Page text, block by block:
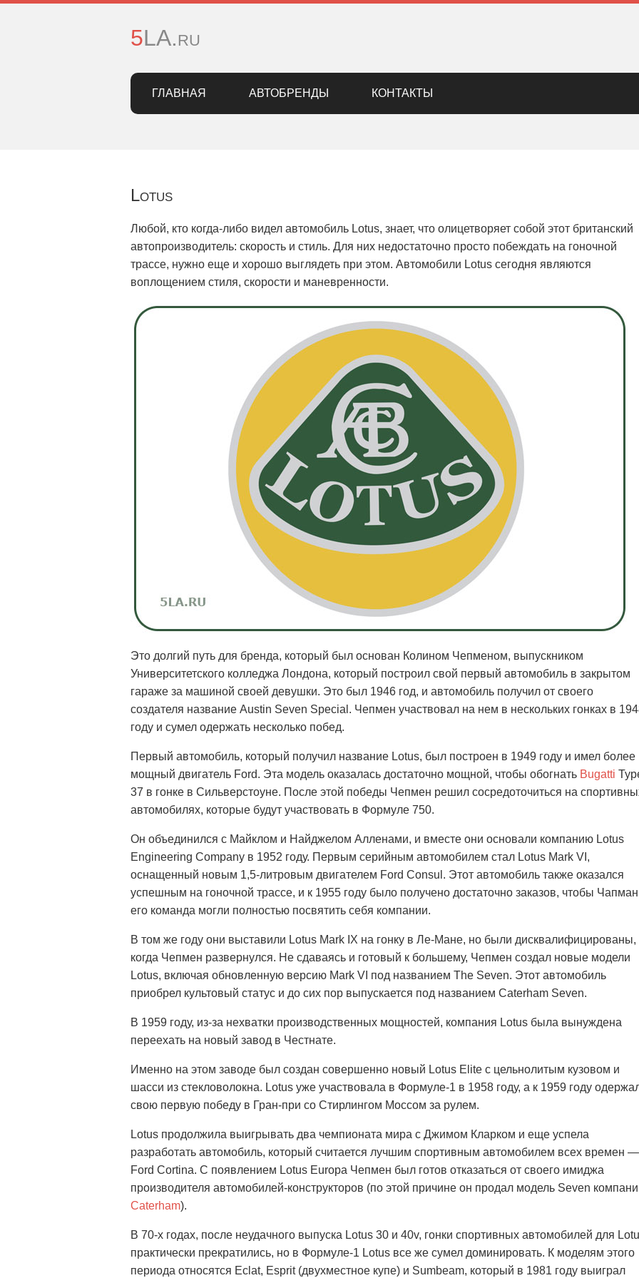
5LA.ru
ГЛАВНАЯ АВТОБРЕНДЫ КОНТАКТЫ
Lotus
Любой, кто когда-либо видел автомобиль Lotus, знает, что олицетворяет собой этот британский
автопроизводитель: скорость и стиль. Для них недостаточно просто побеждать на гоночной
трассе, нужно еще и хорошо выглядеть при этом. Автомобили Lotus сегодня являются
воплощением стиля, скорости и маневренности.
Это долгий путь для бренда, который был основан Колином Чепменом, выпускником
Университетского колледжа Лондона, который построил свой первый автомобиль в закрытом
гараже за машиной своей девушки. Это был 1946 год, и автомобиль получил от своего
создателя название Austin Seven Special. Чепмен участвовал на нем в нескольких гонках в
году и сумел одержать несколько побед.
Первый автомобиль, который получил название Lotus, был построен в 1949 году и имел более
мощный двигатель Ford. Эта модель оказалась достаточно мощной, чтобы обогнать Bugatti
37 в гонке в Сильверстоуне. После этой победы Чепмен решил сосредоточиться на
автомобилях, которые будут участвовать в Формуле 750.
Он объединился с Майклом и Найджелом Алленами, и вместе они основали компанию Lotus
Engineering Company в 1952 году. Первым серийным автомобилем стал Lotus Mark VI,
оснащенный новым 1,5-литровым двигателем Ford Consul. Этот автомобиль также оказался
успешным на гоночной трассе, и к 1955 году было получено достаточно заказов, чтобы
его команда могли полностью посвятить себя компании.
В том же году они выставили Lotus Mark IX на гонку в Ле-Мане, но были дисквалифицированы,
когда Чепмен развернулся. Не сдаваясь и готовый к большему, Чепмен создал новые модели
Lotus, включая обновленную версию Mark VI под названием The Seven. Этот автомобиль
приобрел культовый статус и до сих пор выпускается под названием Caterham Seven.
В 1959 году, из-за нехватки производственных мощностей, компания Lotus была вынуждена
переехать на новый завод в Честнате.
Именно на этом заводе был создан совершенно новый Lotus Elite с цельнолитым кузовом и
шасси из стекловолокна. Lotus уже участвовала в Формуле-1 в 1958 году, а к 1959 году
свою первую победу в Гран-при со Стирлингом Моссом за рулем.
Lotus продолжила выигрывать два чемпионата мира с Джимом Кларком и еще успела
разработать автомобиль, который считается лучшим спортивным автомобилем всех времен —
Ford Cortina. С появлением Lotus Europa Чепмен был готов отказаться от своего имиджа
производителя автомобилей-конструкторов (по этой причине он продал модель Seven
Caterham).
В 70-х годах, после неудачного выпуска Lotus 30 и 40v, гонки спортивных автомобилей для
практически прекратились, но в Формуле-1 Lotus все же сумел доминировать. К моделям этого
периода относятся Eclat, Esprit (двухместное купе) и Sumbeam, который в 1981 году выиграл